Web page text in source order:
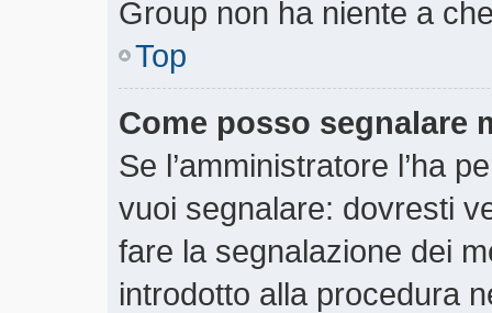
Group non ha niente a
Top
Come posso segnalare
Se l’amministratore l’ha
vuoi segnalare: dovresti
fare la segnalazione dei
introdotto alla procedura